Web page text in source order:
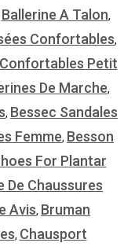
Ballerine A Talon,
Confortables,
Petit
De Marche,
, Bessec Sandales
Femme, Besson
For Plantar
De Chaussures
Avis, Bruman
, Chausport